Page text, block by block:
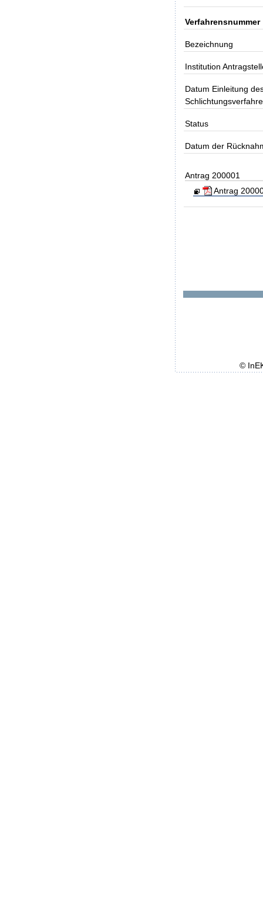
Verfahrensnummer
Bezeichnung
Institution
Datum Einleitung
Status
Datum der
Antrag 200001
Antrag
©